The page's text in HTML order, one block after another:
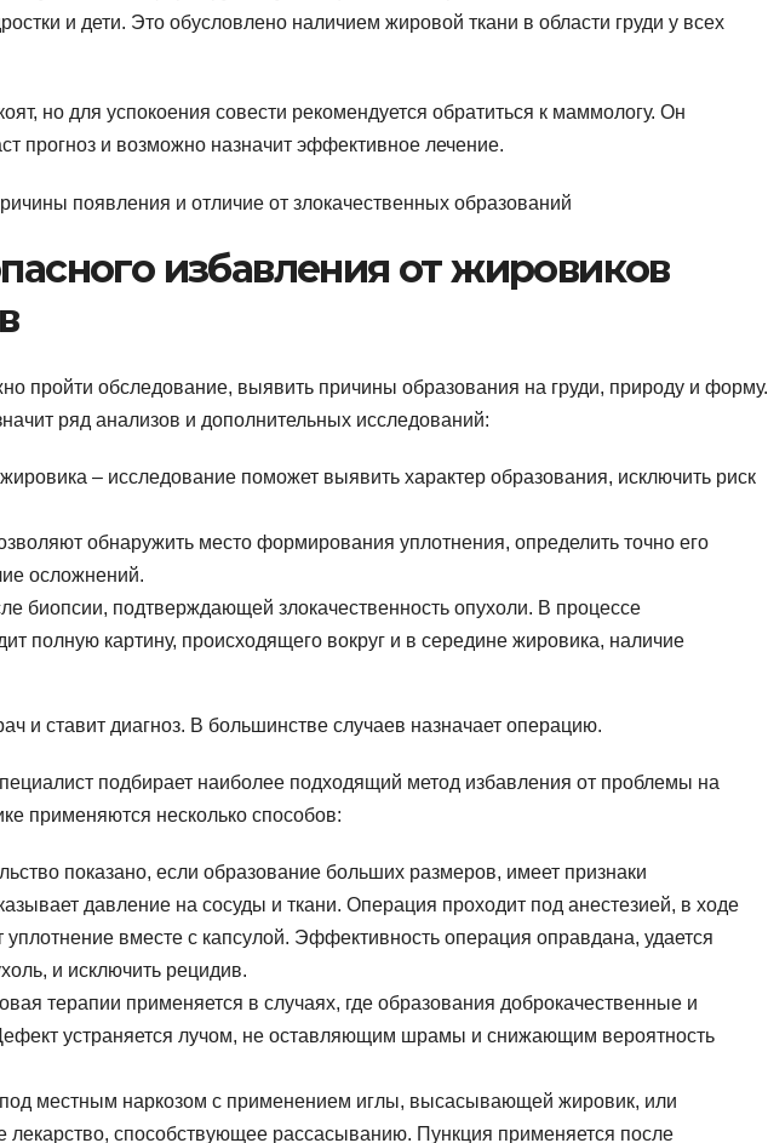
и дети. Это обусловлено наличием жировой ткани в области груди у всех
но для успокоения совести рекомендуется обратиться к маммологу. Он
прогноз и возможно назначит эффективное лечение.
избавления от жировиков
пройти обследование, выявить причины образования на груди, природу и форму.
ряд анализов и дополнительных исследований:
– исследование поможет выявить характер образования, исключить риск
обнаружить место формирования уплотнения, определить точно его
осложнений.
биопсии, подтверждающей злокачественность опухоли. В процессе
полную картину, происходящего вокруг и в середине жировика, наличие
и ставит диагноз. В большинстве случаев назначает операцию.
подбирает наиболее подходящий метод избавления от проблемы на
применяются несколько способов:
показано, если образование больших размеров, имеет признаки
давление на сосуды и ткани. Операция проходит под анестезией, в ходе
уплотнение вместе с капсулой. Эффективность операция оправдана, удается
и исключить рецидив.
терапии применяется в случаях, где образования доброкачественные и
устраняется лучом, не оставляющим шрамы и снижающим вероятность
местным наркозом с применением иглы, высасывающей жировик, или
лекарство, способствующее рассасыванию. Пункция применяется после